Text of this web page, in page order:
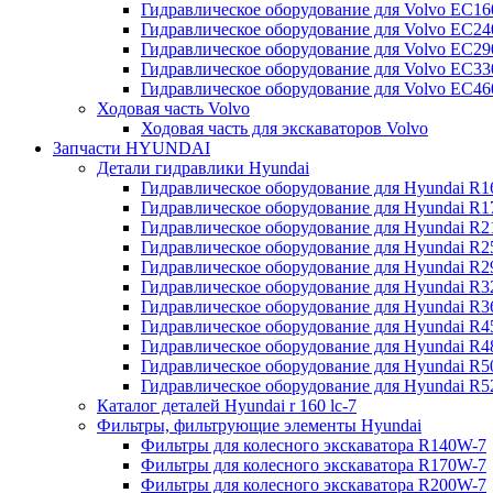
Гидравлическое оборудование для Volvo
Гидравлическое оборудование для Volvo
Гидравлическое оборудование для Volvo
Гидравлическое оборудование для Volvo
Гидравлическое оборудование для Volvo
Ходовая часть Volvo
Ходовая часть для экскаваторов Volvo
Запчасти HYUNDAI
Детали гидравлики Hyundai
Гидравлическое оборудование для Hyundai
Гидравлическое оборудование для Hyundai
Гидравлическое оборудование для Hyundai
Гидравлическое оборудование для Hyundai
Гидравлическое оборудование для Hyundai
Гидравлическое оборудование для Hyundai
Гидравлическое оборудование для Hyundai
Гидравлическое оборудование для Hyundai
Гидравлическое оборудование для Hyundai
Гидравлическое оборудование для Hyundai
Гидравлическое оборудование для Hyundai
Каталог деталей Hyundai r 160 lc-7
Фильтры, фильтрующие элементы Hyundai
Фильтры для колесного экскаватора R140W-7
Фильтры для колесного экскаватора R170W-7
Фильтры для колесного экскаватора R200W-7